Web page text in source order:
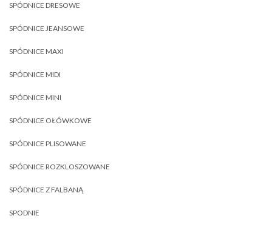
SPÓDNICE DRESOWE
SPÓDNICE JEANSOWE
SPÓDNICE MAXI
SPÓDNICE MIDI
SPÓDNICE MINI
SPÓDNICE OŁÓWKOWE
SPÓDNICE PLISOWANE
SPÓDNICE ROZKLOSZOWANE
SPÓDNICE Z FALBANĄ
SPODNIE